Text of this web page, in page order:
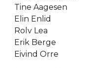
Tine Aagesen
Elin Enlid
Rolv Lea
Erik Berge
Eivind Orre